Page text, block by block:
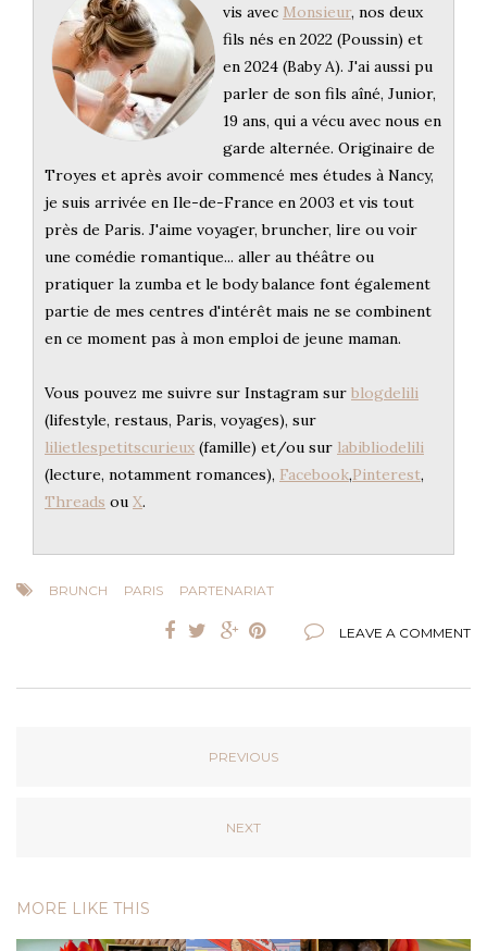
vis avec Monsieur, nos deux
fils nés en 2022 (Poussin) et
en 2024 (Baby A). J'ai aussi pu
parler de son fils aîné, Junior,
19 ans, qui a vécu avec nous en
garde alternée. Originaire de
Troyes et après avoir commencé mes études à Nancy,
je suis arrivée en Ile-de-France en 2003 et vis tout
près de Paris. J'aime voyager, bruncher, lire ou voir
une comédie romantique... aller au théâtre ou
pratiquer la zumba et le body balance font également
partie de mes centres d'intérêt mais ne se combinent
en ce moment pas à mon emploi de jeune maman.
Vous pouvez me suivre sur Instagram sur blogdelili
(lifestyle, restaus, Paris, voyages), sur
lilietlespetitscurieux (famille) et/ou sur labibliodelili
(lecture, notamment romances), Facebook,Pinterest,
Threads ou X.
BRUNCH PARIS PARTENARIAT
LEAVE A COMMENT
PREVIOUS
NEXT
MORE LIKE THIS